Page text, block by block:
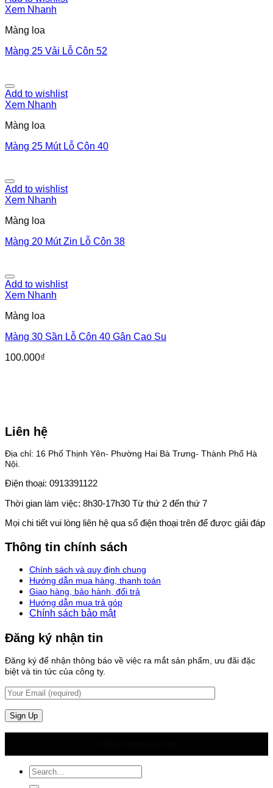
Xem Nhanh
Màng loa
Màng 25 Vải Lỗ Côn 52
Add to wishlist
Xem Nhanh
Màng loa
Màng 25 Mút Lỗ Côn 40
Add to wishlist
Xem Nhanh
Màng loa
Màng 20 Mút Zin Lỗ Côn 38
Add to wishlist
Xem Nhanh
Màng loa
Màng 30 Sần Lỗ Côn 40 Gân Cao Su
100.000₫
Liên hệ
Địa chỉ: 16 Phố Thịnh Yên- Phường Hai Bà Trưng- Thành Phố Hà
Nội.
Điện thoại: 0913391122
Thời gian làm việc: 8h30-17h30 Từ thứ 2 đến thứ 7
Mọi chi tiết vui lòng liên hệ qua số điện thoại trên để được giải đáp
Thông tin chính sách
Chính sách và quy định chung
Hướng dẫn mua hàng, thanh toán
Giao hàng, bảo hành, đổi trả
Hướng dẫn mua trả góp
Chính sách bảo mật
Đăng ký nhận tin
Đăng ký để nhận thông báo về việc ra mắt sản phẩm, ưu đãi đặc
biệt và tin tức của công ty.
Search
for: